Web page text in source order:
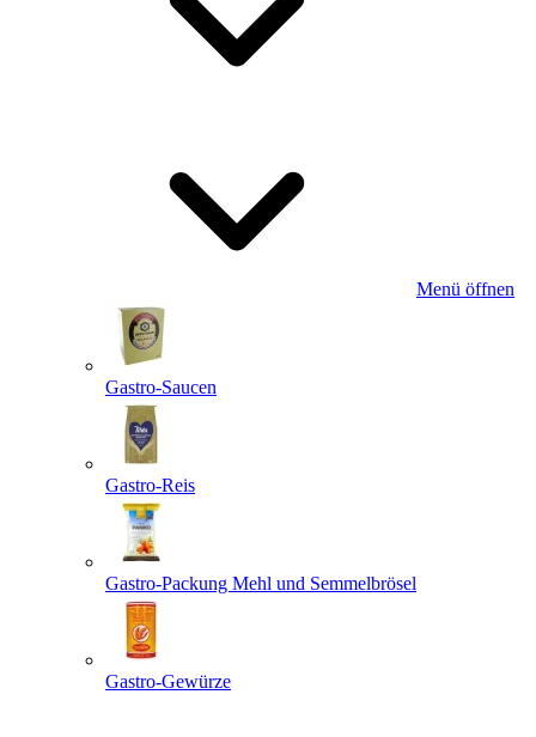
Menü öffnen
Gastro-Saucen
Gastro-Reis
Gastro-Packung Mehl und Semmelbrösel
Gastro-Gewürze